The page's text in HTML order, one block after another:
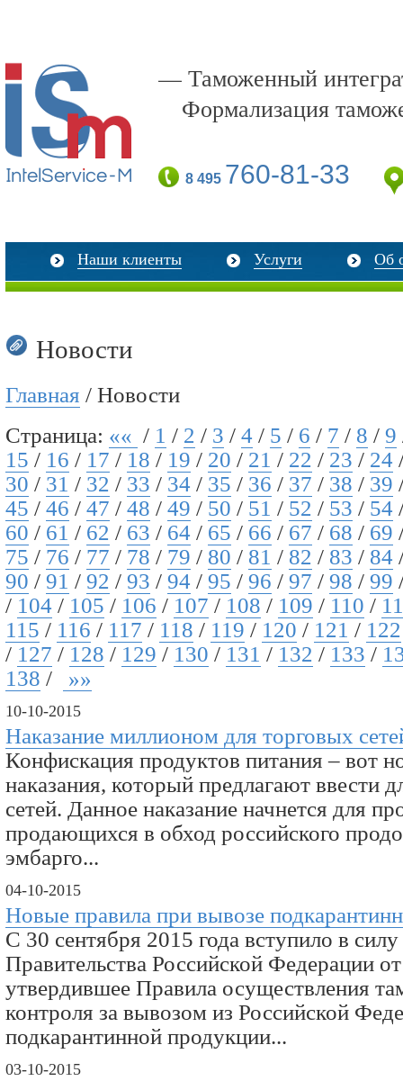
— Таможенный
Формализация
8 495 760-81-33
Наши клиенты Услуги Об
Новости
Главная / Новости
Страница: «« / 1 / 2 / 3 / 4 / 5 / 6 / 7 / 8 / 9
15 / 16 / 17 / 18 / 19 / 20 / 21 / 22 / 23 / 24
30 / 31 / 32 / 33 / 34 / 35 / 36 / 37 / 38 / 39
45 / 46 / 47 / 48 / 49 / 50 / 51 / 52 / 53 / 54
60 / 61 / 62 / 63 / 64 / 65 / 66 / 67 / 68 / 69
75 / 76 / 77 / 78 / 79 / 80 / 81 / 82 / 83 / 84
90 / 91 / 92 / 93 / 94 / 95 / 96 / 97 / 98 / 99
/ 104 / 105 / 106 / 107 / 108 / 109 / 110 /
115 / 116 / 117 / 118 / 119 / 120 / 121 / 122
/ 127 / 128 / 129 / 130 / 131 / 132 / 133 /
138 / »»
10-10-2015
Наказание миллионом для торговых
Конфискация продуктов питания – вот
наказания, который предлагают ввести
сетей. Данное наказание начнется для
продающихся в обход российского
эмбарго...
04-10-2015
Новые правила при вывозе
С 30 сентября 2015 года вступило в
Правительства Российской Федерации
утвердившее Правила осуществления
контроля за вывозом из Российской
подкарантинной продукции...
03-10-2015